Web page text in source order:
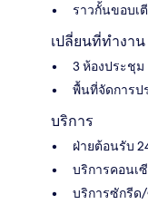
ราวกั้นขอบเ
เปลี่ยนที่ทำงาน
3 ห้องประชุม
พื้นที่จัดการป
บริการ
ฝ่ายต้อนรับ
บริการคอนเ
บริการซักรีด